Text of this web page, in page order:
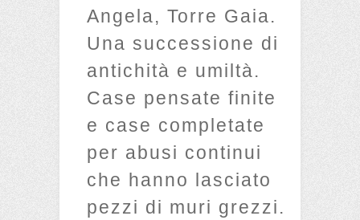
Angela, Torre Gaia.
Una successione di
antichità e umiltà.
Case pensate finite
e case completate
per abusi continui
che hanno lasciato
pezzi di muri grezzi.